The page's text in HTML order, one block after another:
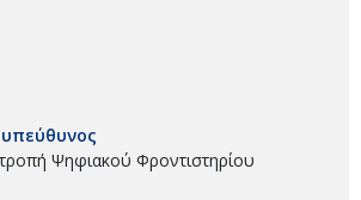
Ψηφιακού Φροντιστηρίου